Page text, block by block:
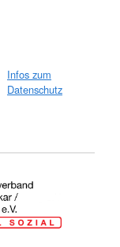
Infos zum
Datenschutz